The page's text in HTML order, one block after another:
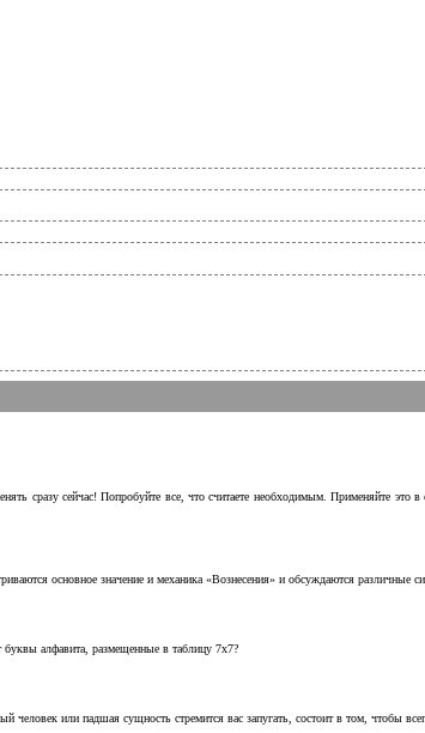
сразу сейчас! Попробуйте все, что считаете необходимым. Применяйте это
основное значение и механика «Вознесения» и обсуждаются
алфавита, размещенные в таблицу 7х7?
человек или падшая сущность стремится вас запугать, состоит в том, чтобы